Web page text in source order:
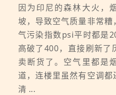
因为印尼的森林大火，
坡，导致空气质量非常糟
气污染指数psi平时都是
高破了400，直接刷新了
卖断货了。空气里都是
道，连楼里虽然有空调都
清 ...